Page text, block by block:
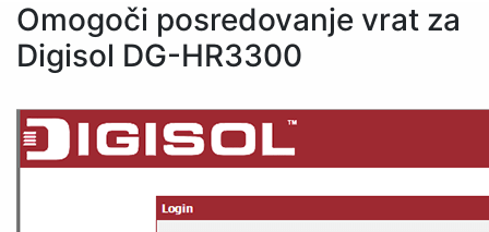
Omogoči posredovanje vrat za
Digisol DG-HR3300